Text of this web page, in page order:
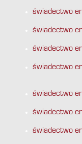
świadectwo
świadectwo
świadectwo
świadectwo
świadectwo
świadectwo
świadectwo